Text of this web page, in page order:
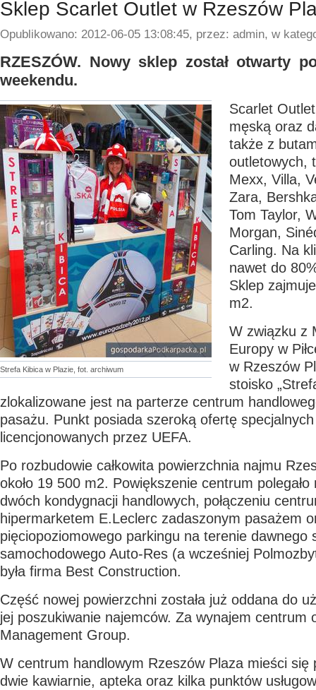
Sklep Scarlet Outlet w Rzeszów
Opublikowano: 2012-06-05 13:08:45, przez: admin, w
RZESZÓW. Nowy sklep został otwarty
weekendu.
Strefa Kibica w Plazie, fot. archiwum
Scarlet
męską oraz
także z
outletowych,
Mexx, Villa,
Zara,
Tom Taylor,
Morgan,
Carling. Na
nawet do
Sklep
m2.
W związku z
Europy w
w Rzeszów
stoisko
zlokalizowane jest na parterze centrum
pasażu. Punkt posiada szeroką ofertę
licencjonowanych przez UEFA.
Po rozbudowie całkowita powierzchnia najmu
około 19 500 m2. Powiększenie centrum
dwóch kondygnacji handlowych, połączeniu
hipermarketem E.Leclerc zadaszonym pasażem
pięciopoziomowego parkingu na terenie dawnego
samochodowego Auto-Res (a wcześniej
była firma Best Construction.
Część nowej powierzchni została już oddana do
jej poszukiwanie najemców. Za wynajem centrum
Management Group.
W centrum handlowym Rzeszów Plaza mieści się
dwie kawiarnie, apteka oraz kilka punktów